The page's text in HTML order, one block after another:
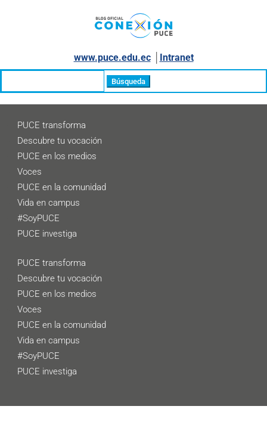
www.puce.edu.ec│ Intranet
PUCE transforma
Descubre tu vocación
PUCE en los medios
Voces
PUCE en la comunidad
Vida en campus
#SoyPUCE
PUCE investiga
PUCE transforma
Descubre tu vocación
PUCE en los medios
Voces
PUCE en la comunidad
Vida en campus
#SoyPUCE
PUCE investiga